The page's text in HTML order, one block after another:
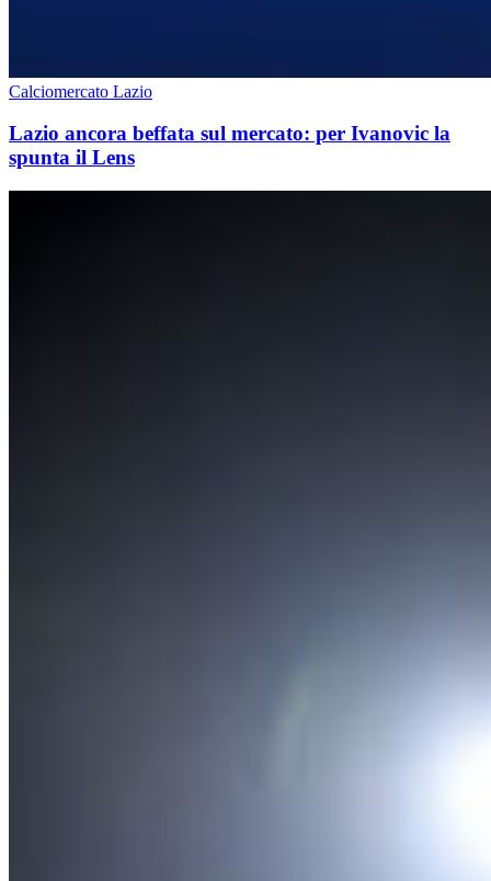
Calciomercato Lazio
Lazio ancora beffata sul mercato: per Ivanovic la
spunta il Lens